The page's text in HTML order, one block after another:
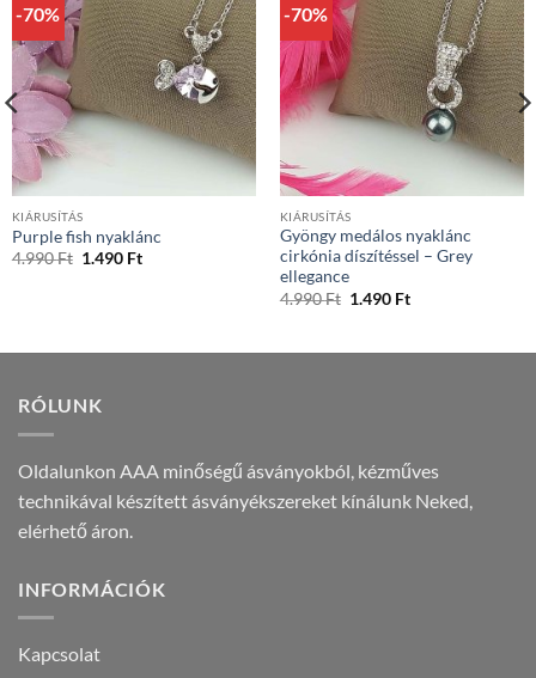
-70%
KIÁRUSÍTÁS
Purple fish nyaklánc
4.990Ft Original
1.490 FtCurrent
-70%
KIÁRUSÍTÁS
Gyöngy medálos nyaklánc
cirkónia díszítéssel – Grey
ellegance
4.990Ft Original
1.490 FtCurrent
RÓLUNK
Oldalunkon AAA minőségű ásványokból, kézműves
technikával készített ásványékszereket kínálunk Neked,
elérhető áron.
INFORMÁCIÓK
Kapcsolat